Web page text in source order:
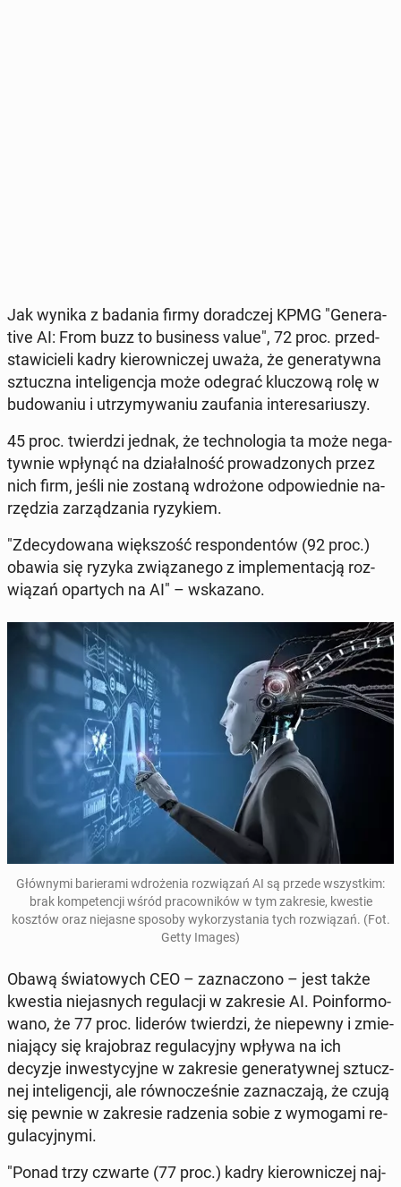
Jak wynika z badania firmy do­rad­czej KPMG "Ge­ne­ra­
ti­ve AI: From buzz to bu­si­ness value", 72 proc. przed­
sta­wi­cie­li kadry kie­row­ni­czej uważa, że ge­ne­ra­tyw­na
sztucz­na in­te­li­gen­cja może odegrać klu­czo­wą rolę w
bu­do­wa­niu i utrzy­my­wa­niu za­ufa­nia in­te­re­sa­riu­szy.
45 proc. twier­dzi jednak, że tech­no­lo­gia ta może ne­ga­
tyw­nie wpłynąć na dzia­łal­ność pro­wa­dzo­nych przez
nich firm, jeśli nie zostaną wdro­żo­ne od­po­wied­nie na­
rzę­dzia za­rzą­dza­nia ry­zy­kiem.
"Zde­cy­do­wa­na więk­szość re­spon­den­tów (92 proc.)
obawia się ryzyka zwią­za­ne­go z im­ple­men­ta­cją roz­
wią­zań opar­tych na AI" – wska­za­no.
Głów­ny­mi ba­rie­ra­mi wdro­że­nia roz­wią­zań AI są przede wszyst­kim:
brak kom­pe­ten­cji wśród pra­cow­ni­ków w tym za­kre­sie, kwestie
kosztów oraz nie­ja­sne sposoby wy­ko­rzy­sta­nia tych roz­wią­zań. (Fot.
Getty Images)
Obawą świa­to­wych CEO – za­zna­czo­no – jest także
kwestia nie­ja­snych re­gu­la­cji w za­kre­sie AI. Po­in­for­mo­
wa­no, że 77 proc. liderów twier­dzi, że nie­pew­ny i zmie­
nia­ją­cy się kra­jo­braz re­gu­la­cyj­ny wpływa na ich
decyzje in­we­sty­cyj­ne w za­kre­sie ge­ne­ra­tyw­nej sztucz­
nej in­te­li­gen­cji, ale rów­no­cze­śnie za­zna­cza­ją, że czują
się pewnie w za­kre­sie ra­dze­nia sobie z wy­mo­ga­mi re­
gu­la­cyj­ny­mi.
"Ponad trzy czwarte (77 proc.) kadry kie­row­ni­czej naj­